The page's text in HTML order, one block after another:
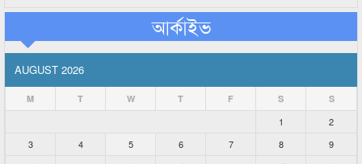
আর্কাইভ
AUGUST 2026
M T W T F S S
1
2
3
4 5 6 7 8
9